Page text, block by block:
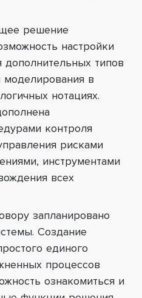
решение
настройки
типов
моделирования в
нотациях.
контроля
рисками
инструментами
всех
запланировано
Создание
единого
процессов
ознакомиться и